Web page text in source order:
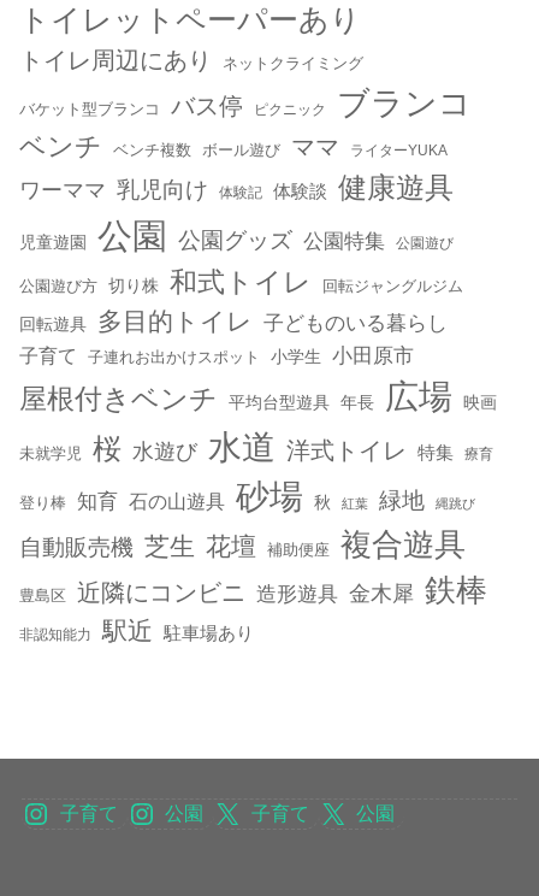
トイレットペーパーあり
トイレ周辺にあり ネットクライミング
バケット型ブランコ バス停 ピクニック ブランコ
ベンチ ベンチ複数 ボール遊び ママ ライターYUKA
ワーママ 乳児向け 体験記 体験談 健康遊具
児童遊園 公園 公園グッズ 公園特集 公園遊び
公園遊び方 切り株 和式トイレ 回転ジャングルジム
回転遊具 多目的トイレ 子どものいる暮らし
子育て 子連れお出かけスポット 小学生 小田原市
屋根付きベンチ 平均台型遊具 年長 広場 映画
未就学児 桜 水遊び 水道 洋式トイレ 特集 療育
登り棒 知育 石の山遊具 砂場 秋 紅葉 緑地 縄跳び
自動販売機 芝生 花壇 補助便座 複合遊具
豊島区 近隣にコンビニ 造形遊具 金木犀 鉄棒
非認知能力 駅近 駐車場あり
子育て 公園 子育て 公園